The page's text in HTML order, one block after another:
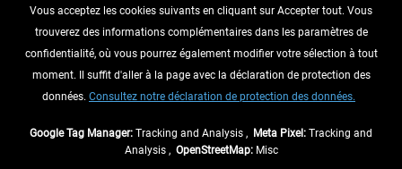
RENONCER AU CONTRAT ICI
INFORMATIONS
NE MANQUEZ PAS LES DERNIÈRES
Vous acceptez les cookies suivants en cliquant sur Accepter tout. Vous
trouverez des informations complémentaires dans les paramètres de
confidentialité, où vous pourrez également modifier votre sélection à tout
moment. Il suffit d'aller à la page avec la déclaration de protection des
données. Consultez notre déclaration de protection des données.
Google Tag Manager: Tracking and Analysis , Meta Pixel: Tracking and
Analysis , OpenStreetMap:Misc